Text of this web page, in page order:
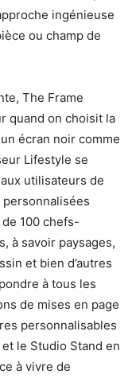
ingénieuse
ou champ de
The Frame
quand on choisit la
écran noir comme
Lifestyle se
utilisateurs de
100 chefs-
à savoir paysages,
et bien d’autres
à tous les
de mises en page
personnalisables
le Studio Stand en
à vivre de